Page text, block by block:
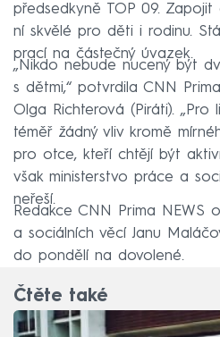
předsedkyně TOP 09.
ní skvělé pro děti i rodinu.
prací na částečný úvazek.
„Nikdo nebude nucený být
s dětmi,“ potvrdila CNN
Olga Richterová (Piráti).
téměř žádný vliv kromě
pro otce, kteří chtějí být
však ministerstvo práce a
neřeší.
Redakce CNN Prima NEWS
a sociálních věcí Janu
do pondělí na dovolené.
Čtěte také